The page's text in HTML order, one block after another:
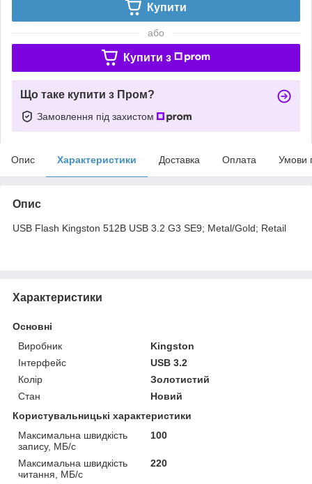
Купити
або
Купити з
Що таке купити з Пром?
Замовлення під захистом
Опис Характеристики Доставка Оплата Умови
Опис
USB Flash Kingston 512B USB 3.2 G3 SE9; Metal/Gold; Retail
Характеристики
Основні
Виробник
Kingston
Інтерфейс
USB 3.2
Колір
Золотистий
Стан
Новий
Користувальницькі характеристики
Максимальна швидкість
запису, МБ/с
100
Максимальна швидкість
читання, МБ/с
220